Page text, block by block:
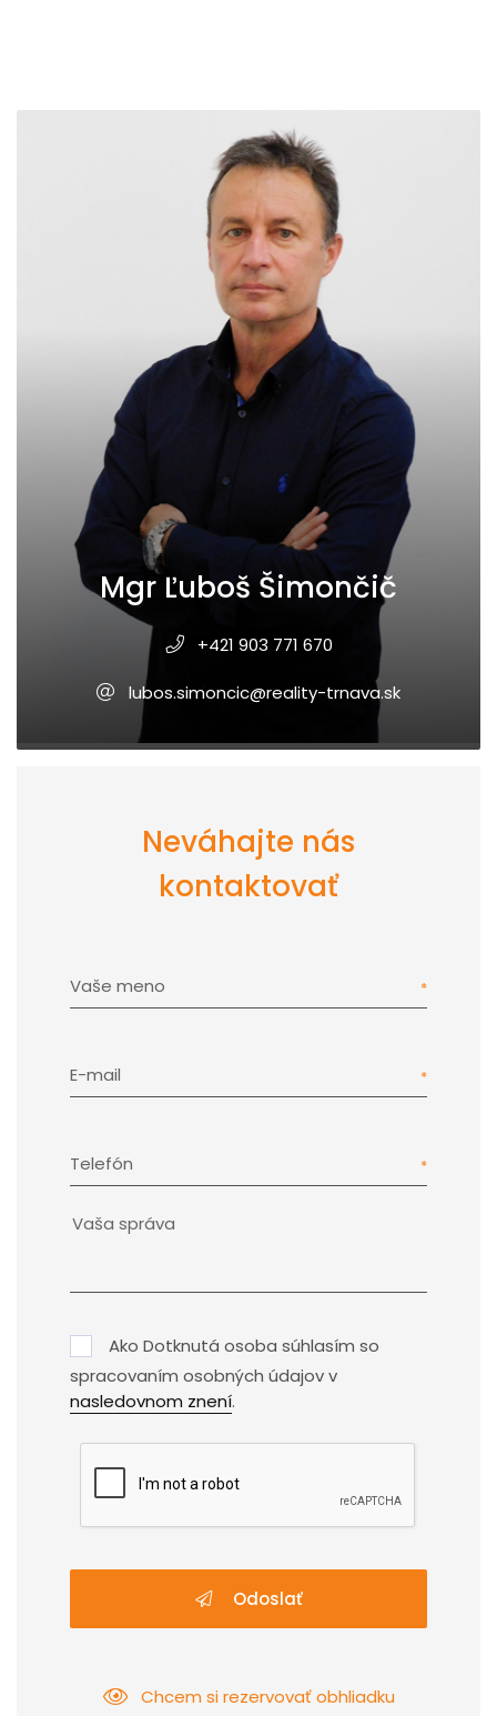
Mgr Ľuboš Šimončič
+421 903 771 670
lubos.simoncic@reality-trnava.sk
Neváhajte nás
kontaktovať
Vaše meno
E-mail
Telefón
Ako Dotknutá osoba súhlasím so
spracovaním osobných údajov v
nasledovnom znení.
Odoslať
Chcem si rezervovať obhliadku